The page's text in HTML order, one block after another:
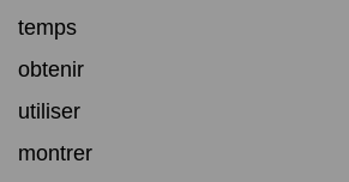
temps
obtenir
utiliser
montrer